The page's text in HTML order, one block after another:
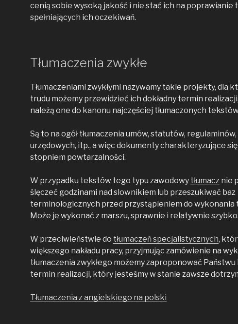
cenią sobie wysoką jakość i nie stać ich na poprawianie
spełniających ich oczekiwań.
Tłumaczenia zwykłe
Tłumaczeniami zwykłymi nazywamy takie projekty, dla
trudu możemy przewidzieć ich dokładny termin
należą one do kanonu najczęściej tłumaczonych
Są to na ogół tłumaczenia umów, statutów, regulaminów,
urzędowych, itp., a więc dokumenty charakteryzujące
stopniem powtarzalności.
W przypadku tekstów tego typu zawodowy tłumacz nie
ślęczeć godzinami nad slownikiem lub przeszukiwać baz
terminologicznych przed przystąpieniem do wykonania
Może je wykonać z marszu, sprawnie i relatywnie szybko.
W przeciwieństwie do tłumaczeń specjalistycznych,
większego nakładu pracy, przyjmując zamówienie na
tłumaczenia zwykłego możemy zaproponować
termin realizacji, który jesteśmy w stanie zawsze
Tłumaczenia z angielskiego na polski